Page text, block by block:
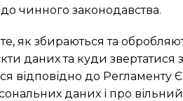
чинного законодавства.
як збираються та
даних та куди звертатися
відповідно до Регламенту
даних і про